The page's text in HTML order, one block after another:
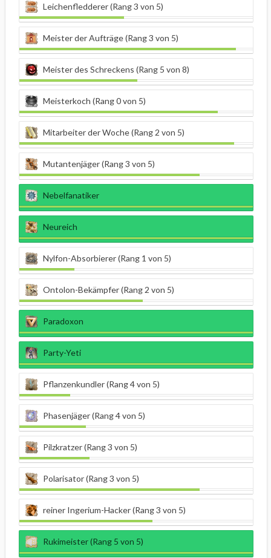
Leichenfledderer (Rang 3 von 5)
Meister der Aufträge (Rang 3 von 5)
Meister des Schreckens (Rang 5 von 8)
Meisterkoch (Rang 0 von 5)
Mitarbeiter der Woche (Rang 2 von 5)
Mutantenjäger (Rang 3 von 5)
Nebelfanatiker
Neureich
Nylfon-Absorbierer (Rang 1 von 5)
Ontolon-Bekämpfer (Rang 2 von 5)
Paradoxon
Party-Yeti
Pflanzenkundler (Rang 4 von 5)
Phasenjäger (Rang 4 von 5)
Pilzkratzer (Rang 3 von 5)
Polarisator (Rang 3 von 5)
reiner Ingerium-Hacker (Rang 3 von 5)
Rukimeister (Rang 5 von 5)